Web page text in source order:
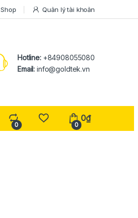
Shop Quản lý tài khoản
Hotline:+84908055080
Email: info@goldtek.vn
0 0
0₫